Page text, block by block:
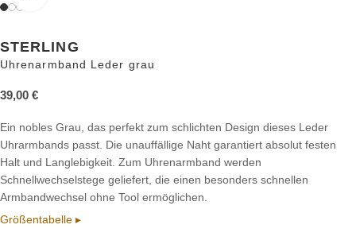
STERLING
Uhrenarmband Leder grau
39,00 €
Ein nobles Grau, das perfekt zum schlichten Design dieses Leder
Uhrarmbands passt. Die unauffällige Naht garantiert absolut festen
Halt und Langlebigkeit. Zum Uhrenarmband werden
Schnellwechselstege geliefert, die einen besonders schnellen
Armbandwechsel ohne Tool ermöglichen.
Größentabelle ▸